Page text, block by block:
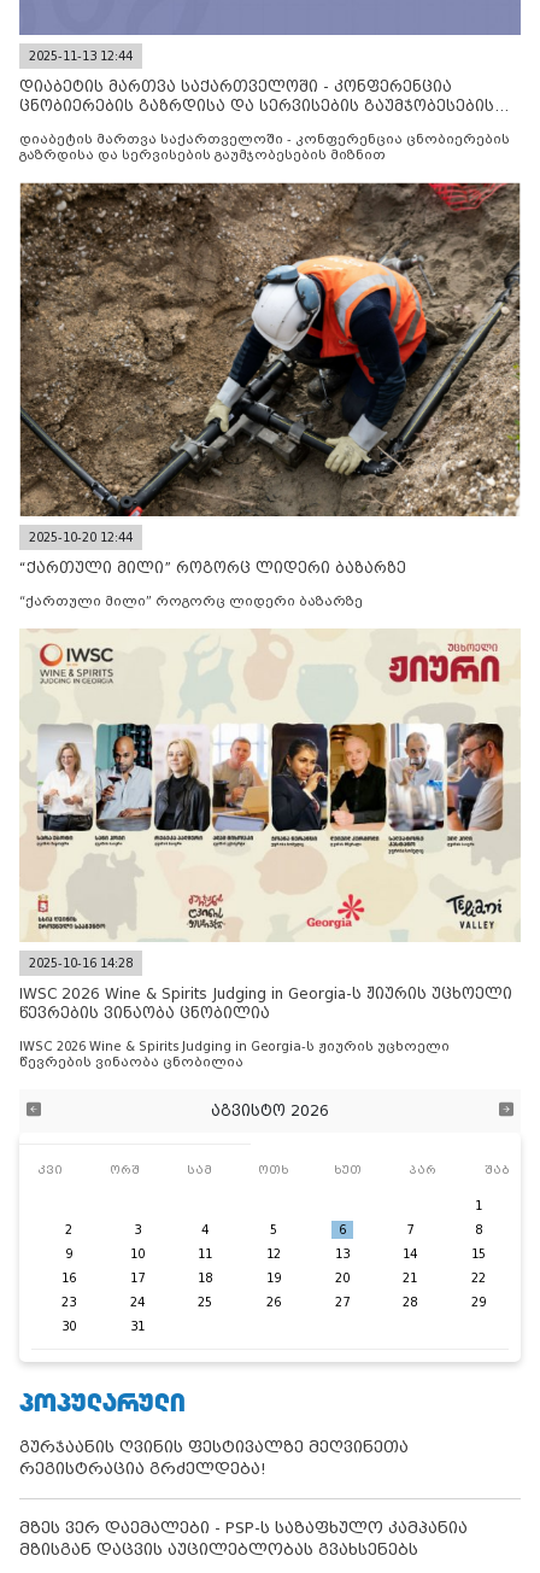
2025-11-13 12:44
დიაბეტის მართვა საქართველოში - კონფერენცია
ცნობიერების გაზრდისა და სერვისების გაუმჯობესების
დიაბეტის მართვა საქართველოში - კონფერენცია ცნობიერების
გაზრდისა და სერვისების გაუმჯობესების მიზნით
2025-10-20 12:44
“ქართული მილი” როგორც ლიდერი ბაზარზე
“ქართული მილი” როგორც ლიდერი ბაზარზე
2025-10-16 14:28
IWSC 2026 Wine & Spirits Judging in Georgia-ს ჟიურის უცხოელი
წევრების ვინაობა ცნობილია
IWSC 2026 Wine & Spirits Judging in Georgia-ს ჟიურის უცხოელი
წევრების ვინაობა ცნობილია
აგვისტო 2026
კვი ორშ სამ ოთხ ხუთ პარ შაბ
1
2
3 4 5 6 7
8
9
10 11 12 13 14
15
16
17 18 19 20 21
22
23
24 25 26 27 28
29
30
31
ᲞᲝᲞᲣᲚᲐᲠᲣᲚᲘ
გურჯაანის ღვინის ფესტივალზე მეღვინეთა
რეგისტრაცია გრძელდება!
მზეს ვერ დაემალები - PSP-ს საზაფხულო კამპანია
მზისგან დაცვის აუცილებლობას გვახსენებს